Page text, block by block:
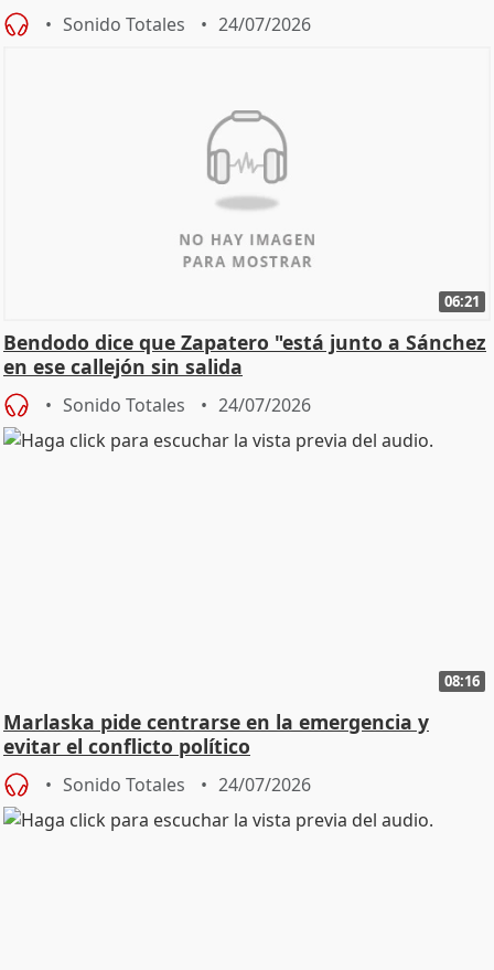
Sonido Totales 24/07/2026
06:21
Bendodo dice que Zapatero "está junto a Sánchez
en ese callejón sin salida
Sonido Totales 24/07/2026
08:16
Marlaska pide centrarse en la emergencia y
evitar el conflicto político
Sonido Totales 24/07/2026